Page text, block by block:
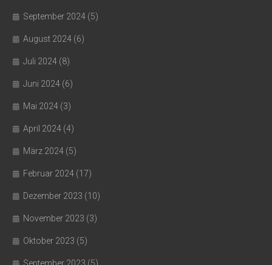
September 2024 (5)
August 2024 (6)
Juli 2024 (8)
Juni 2024 (6)
Mai 2024 (3)
April 2024 (4)
März 2024 (5)
Februar 2024 (17)
Dezember 2023 (10)
November 2023 (3)
Oktober 2023 (5)